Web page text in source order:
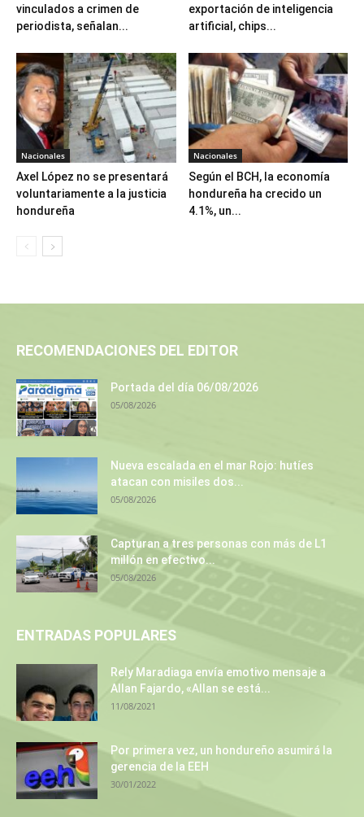
vinculados a crimen de
periodista, señalan...
exportación de inteligencia
artificial, chips...
Nacionales
Axel López no se presentará
voluntariamente a la justicia
hondureña
Nacionales
Según el BCH, la economía
hondureña ha crecido un
4.1%, un...
RECOMENDACIONES DEL EDITOR
Portada del día 06/08/2026
05/08/2026
Nueva escalada en el mar Rojo: hutíes
atacan con misiles dos...
05/08/2026
Capturan a tres personas con más de L1
millón en efectivo...
05/08/2026
ENTRADAS POPULARES
Rely Maradiaga envía emotivo mensaje a
Allan Fajardo, «Allan se está...
11/08/2021
Por primera vez, un hondureño asumirá la
gerencia de la EEH
30/01/2022